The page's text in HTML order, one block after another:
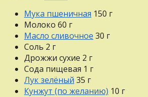
Мука пшеничная 150 г
Молоко 60 г
Масло сливочное 30 г
Соль 2 г
Дрожжи сухие 2 г
Сода пищевая 1 г
Лук зелёный 35 г
Кунжут (по желанию) 10 г